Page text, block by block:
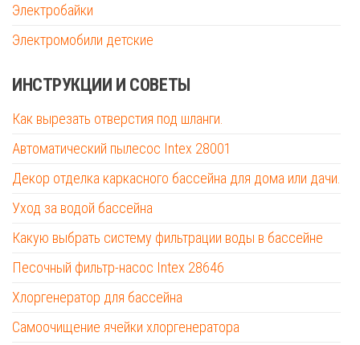
Электробайки
Электромобили детские
ИНСТРУКЦИИ И СОВЕТЫ
Как вырезать отверстия под шланги.
Автоматический пылесос Intex 28001
Декор отделка каркасного бассейна для дома или дачи.
Уход за водой бассейна
Какую выбрать систему фильтрации воды в бассейне
Песочный фильтр-насос Intex 28646
Хлоргенератор для бассейна
Самоочищение ячейки хлоргенератора